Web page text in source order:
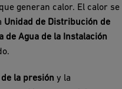
generan calor. El calor se
Unidad de Distribución de
de Agua de la Instalación
la presión y la